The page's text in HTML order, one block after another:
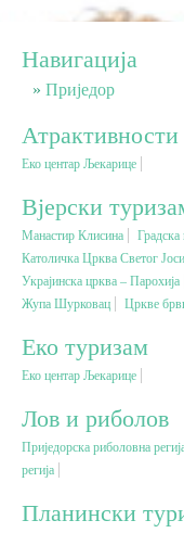
Планински туризам
Бањски туризам
Вјерски туризам
Авантура
Еко туризам
Гастрономија
Лов и риболов
Навигација
Приједор
Атрактивности
Еко центар Љекарице
Вјерски
Манастир Клисина Градска
Католичка Црква Светог
Украјинска црква – Парохија
Жупа Шурковац
Цркве
Еко туризам
Еко центар Љекарице
Лов и риболов
Приједорска риболовна
регија
Планински